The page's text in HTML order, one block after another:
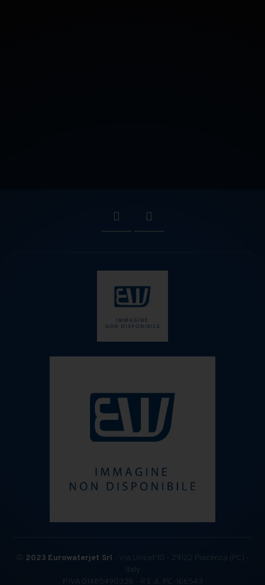
© 2023 Eurowaterjet Srl - Via Unicef 10 - 29122 Piacenza (PC) -
Italy
P.IVA 01485490336 - R.E.A. PC-166543